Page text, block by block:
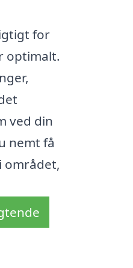
for
optimalt.
ved din
nemt få
området,